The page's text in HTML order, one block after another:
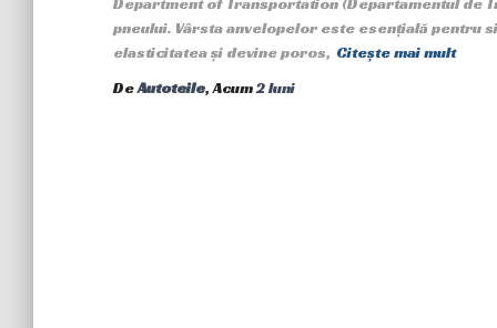
pneului. Vârsta anvelopelor este esențială pentru
elasticitatea și devine poros, Citește mai mult
DeAutoteile, Acum2 luni